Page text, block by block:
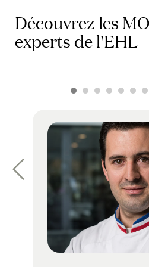
Découvrez les
experts de l'EHL